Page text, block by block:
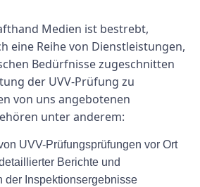
Medien ist bestrebt,
eine Reihe von Dienstleistungen,
Bedürfnisse zugeschnitten
der UVV-Prüfung zu
von uns angebotenen
unter anderem:
UVV-Prüfungsprüfungen vor Ort
Berichte und
der Inspektionsergebnisse